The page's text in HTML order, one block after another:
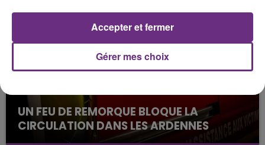
l'inspection du Travail en profite pour rappeler
les conditions de...
UN FEU DE REMORQUE BLOQUE LA
CIRCULATION DANS LES ARDENNES
Un feu de remorque s'est déclaré ce mercredi en
Gérer mes choix
Accepter et fermer